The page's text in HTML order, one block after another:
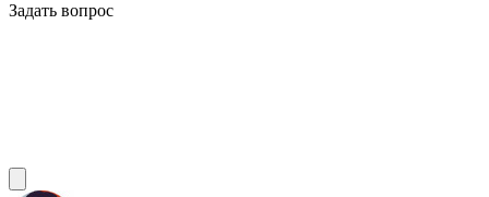
Задать вопрос